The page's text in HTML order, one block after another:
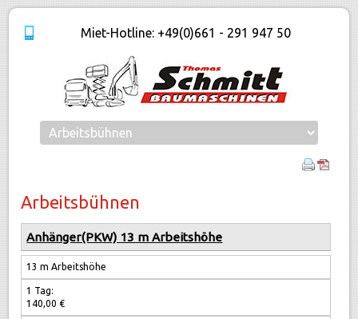
Miet-Hotline: +49(0)661 - 291 947 50
Arbeitsbühnen
1 Tag
Anhänger(PKW) 13 m Arbeitshöhe
13 m Arbeitshöhe
1 Tag:
140,00 €